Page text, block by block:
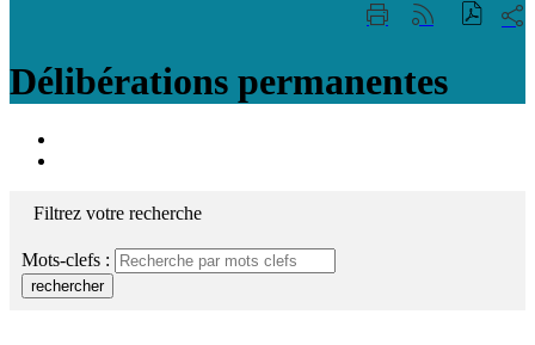
ImprimerGénérer
RSS
sur
Délibérations permanentes
Filtrez votre recherche
Mots-clefs :
rechercher